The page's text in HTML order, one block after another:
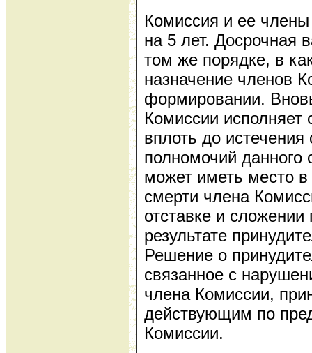
Комиссия и ее
на 5 лет. Досрочная
том же порядке, в
назначение членов
формировании.
Комиссии исполняет
вплоть до
полномочий данного
может иметь место
смерти члена
отставке и
результате
Решение о
связанное с
члена Комиссии,
действующим по
Комиссии.